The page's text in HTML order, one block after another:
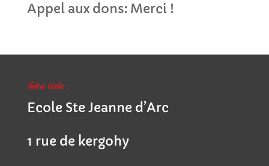
Appel aux dons: Merci !
Notre école :
Ecole Ste Jeanne d’Arc
1 rue de kergohy